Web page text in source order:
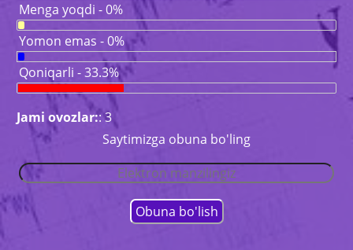
Menga yoqdi - 0%
Yomon emas - 0%
Qoniqarli - 33.3%
Jami ovozlar:: 3
Saytimizga obuna bo'ling